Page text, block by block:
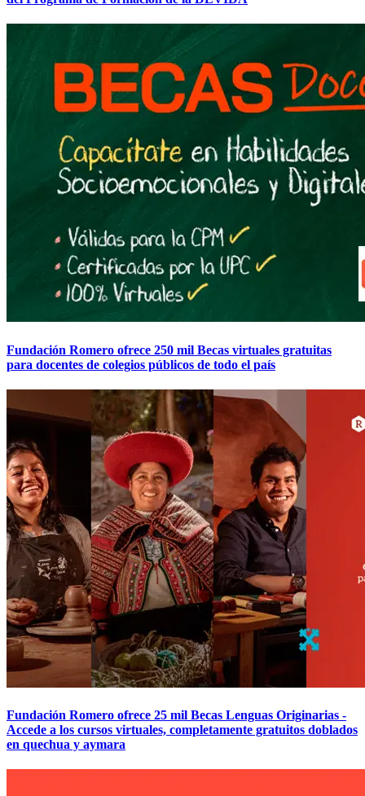
Fundación Romero ofrece 250 mil Becas virtuales gratuitas
para docentes de colegios públicos de todo el país
Fundación Romero ofrece 25 mil Becas Lenguas Originarias -
Accede a los cursos virtuales, completamente gratuitos doblados
en quechua y aymara